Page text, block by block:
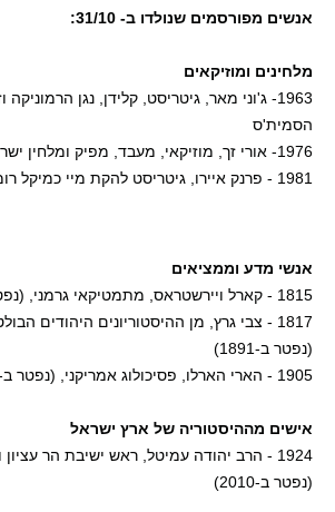
אנשים מפורסמים שנולדו ב- 31/10:
מלחינים ומוזיקאים
1963- ג'וני מאר, גיטריסט, קלידן, נגן
הסמית'ס
1976- אורי זך, מוזיקאי, מעבד, מפיק ומלחין ישראלי
1981 - פרנק איירו, גיטריסט להקת מיי כמיקל רומנס, ניו ג'רזי
אנשי מדע וממציאים
1815 - קארל ויירשטראס, מתמטיקאי גרמני, (נפטר ב-1897)
(נפטר ב-1891)
1905 - הארי הארלו, פסיכולוג אמריקני, (נפטר ב-1981)
אישים מההיסטוריה של ארץ ישראל
1924 - הרב יהודה עמיטל, ראש ישיבת הר
(נפטר ב-2010)